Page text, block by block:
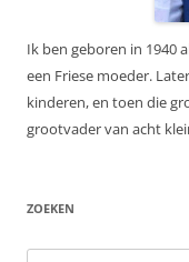
Ik ben geboren in 1940
een Friese moeder.
kinderen, en toen die
grootvader van acht
ZOEKEN